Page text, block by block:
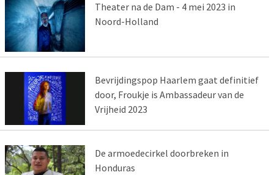
Theater na de Dam - 4 mei 2023 in
Noord-Holland
Bevrijdingspop Haarlem gaat definitief
door, Froukje is Ambassadeur van de
Vrijheid 2023
De armoedecirkel doorbreken in
Honduras